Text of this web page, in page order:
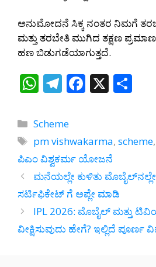
ಅನುಮೋದನೆ ಸಿಕ್ಕ ನಂತರ ನಿಮಗೆ
ಮತ್ತು ತರಬೇತಿ ಮುಗಿದ ತಕ್ಷಣ
ಹಣ ಬಿಡುಗಡೆಯಾಗುತ್ತದೆ.
W
at
s
A
p
p
T
e
gr
a
m
F
b
o
o
k
X
e
Categories
Scheme
Tags
pm vishwakarma,scheme,
ಪಿಎಂ ವಿಶ್ವಕರ್ಮ ಯೋಜನೆ
ಮನೆಯಲ್ಲೇ ಕುಳಿತು
ಸರ್ಟಿಫಿಕೇಟ್ ಗೆ ಅಪ್ಲೇ ಮಾಡಿ
IPL 2026: ಮೊಬೈಲ್ ಮತ್ತು
ವೀಕ್ಷಿಸುವುದು ಹೇಗೆ? ಇಲ್ಲಿದೆ ಪೂರ್ಣ